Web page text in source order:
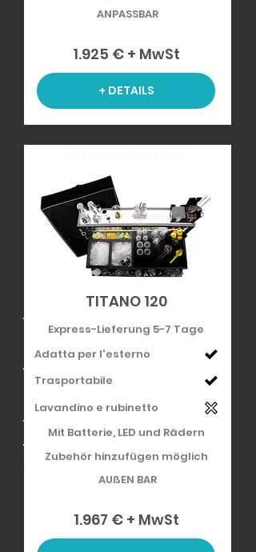
ANPASSBAR
1.925 € + MwSt
+ DETAILS
TITANO 120
Adatta per l'esterno
Trasportabile
Express-Lieferung 5-7 Tage
Lavandino e rubinetto
Mit Batterie, LED und Rädern
Zubehör hinzufügen möglich
AUßEN BAR
1.967 € + MwSt